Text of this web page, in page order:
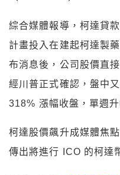
綜合媒體報導，柯達貸
計畫投入在建起柯達製
布消息後，公司股價直
經川普正式確認，盤中
318% 漲幅收盤，單週
柯達股價飆升成媒體焦
傳出將進行 ICO 的柯達